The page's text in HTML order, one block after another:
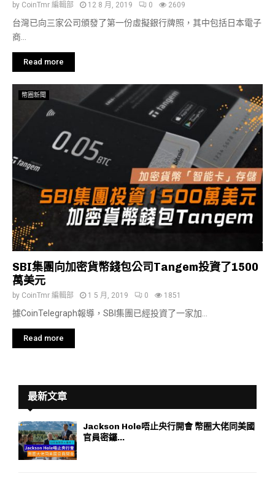
by CoinTmr 編輯部 12 8 月, 2019 0 2609
台灣已向三家公司頒發了第一份虛擬銀行牌照，其中包括日本電子
商...
Read more
幣圈新聞
SBI集團向加密貨幣錢包公司Tangem投資了1500
萬美元
by CoinTmr 編輯部 1 5 月, 2019 0 1851
據CoinTelegraph報導，SBI集團已經投資了一家加...
Read more
最新文章
Jackson Hole唔止央行開會 幣圈大佬同美國
官員密鑼...